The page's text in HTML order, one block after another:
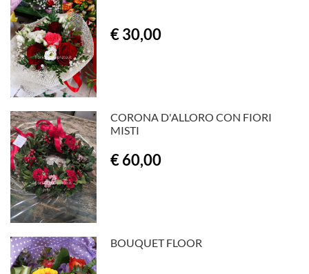
€ 30,00
CORONA D'ALLORO CON FIORI
MISTI
€ 60,00
BOUQUET FLOOR